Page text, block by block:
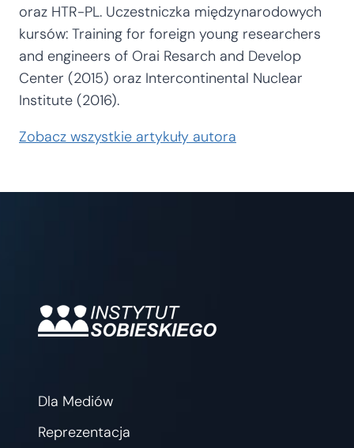
oraz HTR-PL. Uczestniczka międzynarodowych
kursów: Training for foreign young researchers
and engineers of Orai Resarch and Develop
Center (2015) oraz Intercontinental Nuclear
Institute (2016).
Zobacz wszystkie artykuły autora
Dla Mediów
Reprezentacja